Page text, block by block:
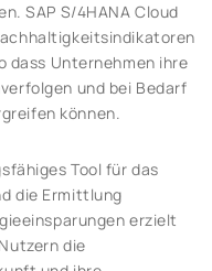
SAP S/4HANA Cloud
dass Unternehmen ihre
und bei Bedarf
können.
Tool für das
die Ermittlung
erzielt
die